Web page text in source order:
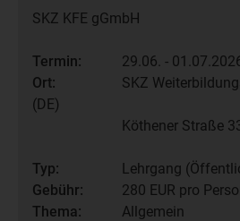
SKZ KFE gGmbH
Termin:
29.06. -
Ort:
SKZ
(DE)
Köthener Straße
Typ:
Lehrgang
Gebühr:
280 EUR pro
Thema:
Allgemein